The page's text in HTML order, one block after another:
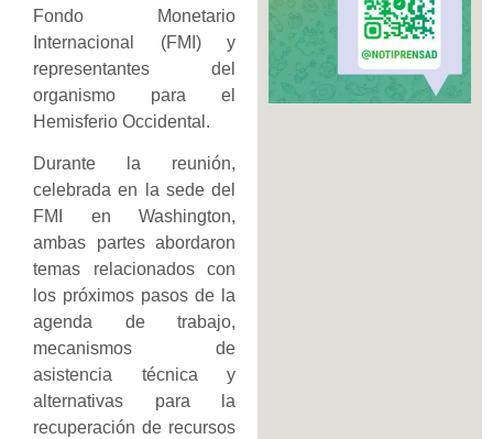
Fondo Monetario
Internacional (FMI) y
representantes del
organismo para el
Hemisferio Occidental.
Durante la reunión,
celebrada en la sede del
FMI en Washington,
ambas partes abordaron
temas relacionados con
los próximos pasos de la
agenda de trabajo,
mecanismos de
asistencia técnica y
alternativas para la
recuperación de recursos